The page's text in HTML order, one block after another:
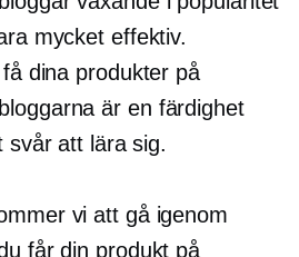
mycket effektiv.
dina produkter på
är en färdighet
svår att lära sig.
vi att gå igenom
får din produkt på